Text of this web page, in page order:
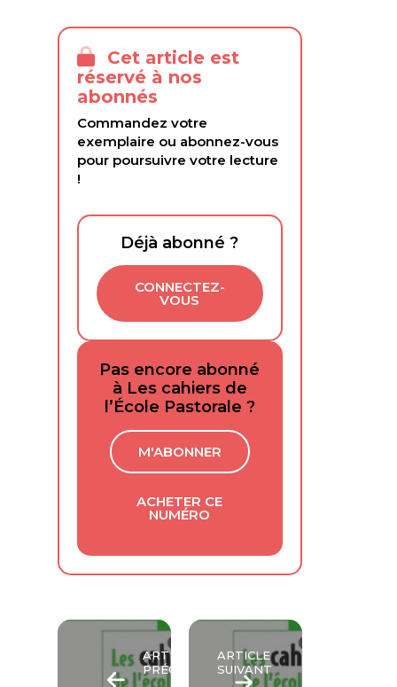
Cet article est
réservé à nos
abonnés
Commandez votre
exemplaire ou abonnez-vous
pour poursuivre votre lecture
!
Déjà abonné ?
CONNECTEZ-
VOUS
Pas encore abonné
à Les cahiers de
l’École Pastorale ?
M'ABONNER
ACHETER CE
NUMÉRO
ARTICLE
PRÉCÉDENT
ARTICLE
SUIVANT